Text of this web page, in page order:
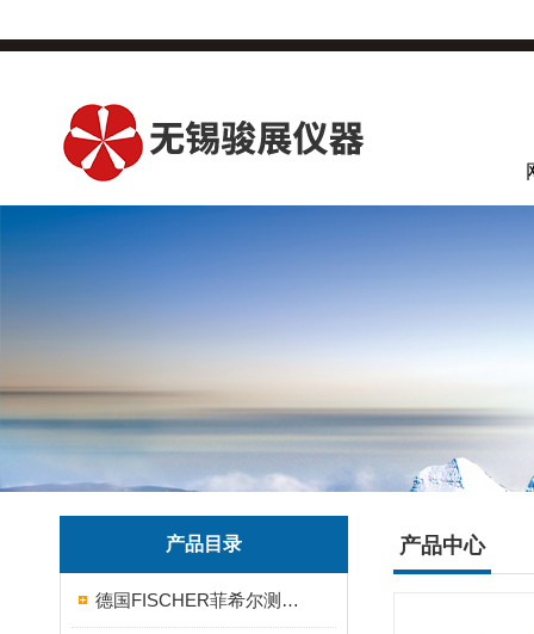
产品目录
德国FISCHER菲希尔测厚仪
产品中心